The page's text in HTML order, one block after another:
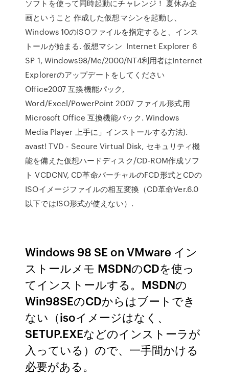
ソフトを使って同時起動にチャレンジ！ 夏休み企
画ということ 作成した仮想マシンを起動し、
Windows 10のISOファイルを指定すると、インス
トールが始まる. 仮想マシン Internet Explorer 6
SP 1, Windows98/Me/2000/NT4利用者はInternet
Explorerのアップデートをしてください
Office2007 互換機能パック,
Word/Excel/PowerPoint 2007 ファイル形式用
Microsoft Office 互換機能パック. Windows
Media Player 上手に」インストールする方法).
avast! TVD - Secure Virtual Disk, セキュリティ機
能を備えた仮想ハードディスク/CD-ROM作成ソフ
ト VCDCNV, CD革命バーチャルのFCD形式とCDの
ISOイメージファイルの相互変換（CD革命Ver.6.0
以下ではISO形式が使えない）.
Windows 98 SE on VMware イン
ストールメモ MSDNのCDを使っ
てインストールする。MSDNの
Win98SEのCDからはブートでき
ない（isoイメージはなく、
SETUP.EXEなどのインストーラが
入っている）ので、一手間かける
必要がある。